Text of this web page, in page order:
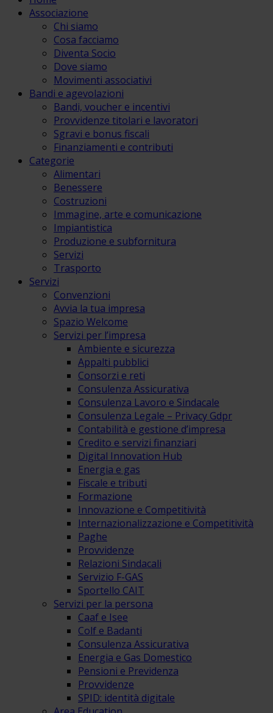
Associazione
Chi siamo
Cosa facciamo
Diventa Socio
Dove siamo
Movimenti associativi
Bandi e agevolazioni
Bandi, voucher e incentivi
Provvidenze titolari e lavoratori
Sgravi e bonus fiscali
Finanziamenti e contributi
Categorie
Alimentari
Benessere
Costruzioni
Immagine, arte e comunicazione
Impiantistica
Produzione e subfornitura
Servizi
Trasporto
Servizi
Convenzioni
Avvia la tua impresa
Spazio Welcome
Servizi per l’impresa
Ambiente e sicurezza
Appalti pubblici
Consorzi e reti
Consulenza Assicurativa
Consulenza Lavoro e Sindacale
Consulenza Legale – Privacy Gdpr
Contabilità e gestione d’impresa
Credito e servizi finanziari
Digital Innovation Hub
Energia e gas
Fiscale e tributi
Formazione
Innovazione e Competitività
Internazionalizzazione e Competitività
Paghe
Provvidenze
Relazioni Sindacali
Servizio F-GAS
Sportello CAIT
Servizi per la persona
Caaf e Isee
Colf e Badanti
Consulenza Assicurativa
Energia e Gas Domestico
Pensioni e Previdenza
Provvidenze
SPID: identità digitale